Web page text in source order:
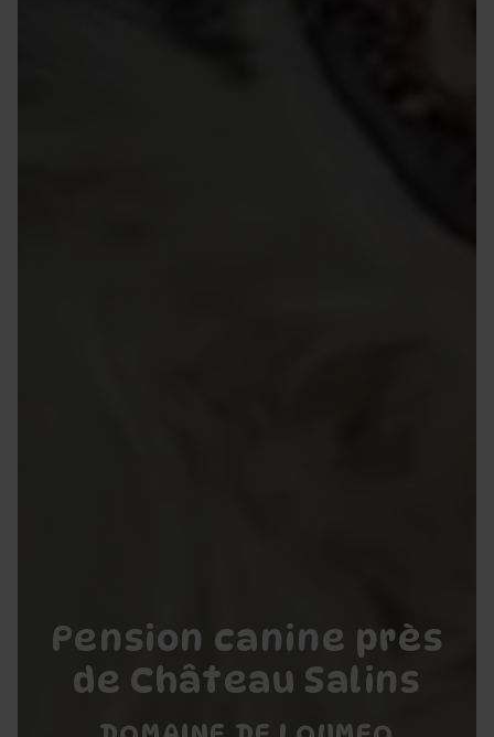
Pension canine près
de Château Salins